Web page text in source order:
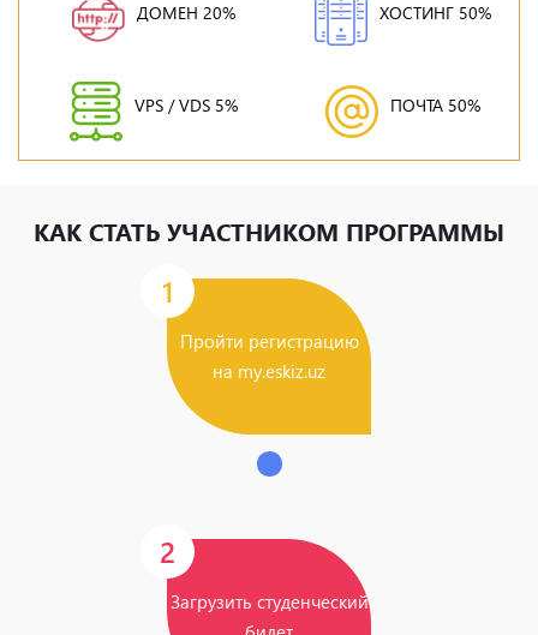
ДОМЕН 20% ХОСТИНГ 50%
VPS / VDS 5% ПОЧТА 50%
КАК СТАТЬ УЧАСТНИКОМ ПРОГРАММЫ
Пройти регистрацию
на my.eskiz.uz
1
Загрузить студенческий
2